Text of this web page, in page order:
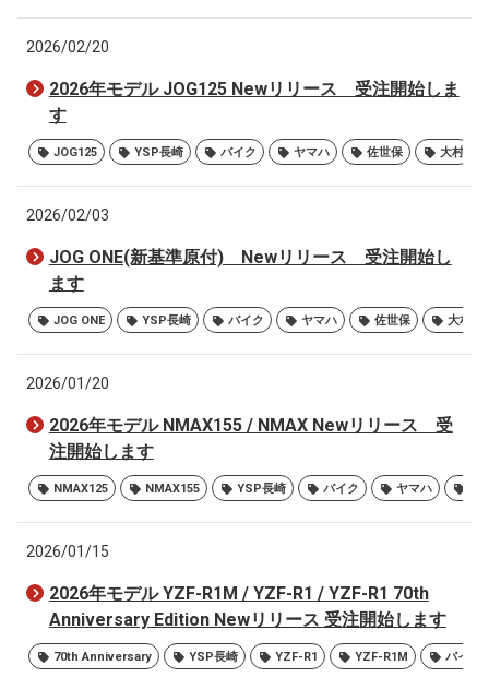
2026/02/20
2026年モデル JOG125 Newリリース 受注開始しま
す
JOG125 YSP長崎 バイク ヤマハ 佐世保 大村
2026/02/03
JOG ONE(新基準原付) Newリリース 受注開始し
ます
JOG ONE YSP長崎 バイク ヤマハ 佐世保 大村
2026/01/20
2026年モデル NMAX155 / NMAX Newリリース 受
注開始します
NMAX125 NMAX155 YSP長崎 バイク ヤマハ
2026/01/15
2026年モデル YZF-R1M / YZF-R1 / YZF-R1 70th
Anniversary Edition Newリリース 受注開始します
70th Anniversary YSP長崎 YZF-R1 YZF-R1M バイク